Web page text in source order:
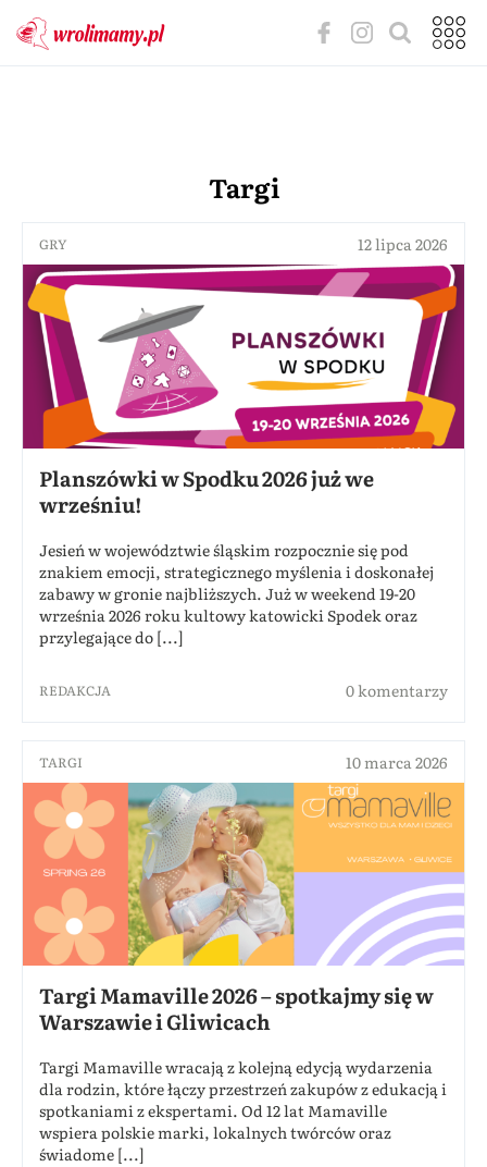
Targi
GRY 12 lipca 2026
Planszówki w Spodku 2026 już we
wrześniu!
Jesień w województwie śląskim rozpocznie się pod
znakiem emocji, strategicznego myślenia i doskonałej
zabawy w gronie najbliższych. Już w weekend 19-20
września 2026 roku kultowy katowicki Spodek oraz
przylegające do [...]
REDAKCJA 0 komentarzy
TARGI 10 marca 2026
Targi Mamaville 2026 – spotkajmy się w
Warszawie i Gliwicach
Targi Mamaville wracają z kolejną edycją wydarzenia
dla rodzin, które łączy przestrzeń zakupów z edukacją i
spotkaniami z ekspertami. Od 12 lat Mamaville
wspiera polskie marki, lokalnych twórców oraz
świadome [...]